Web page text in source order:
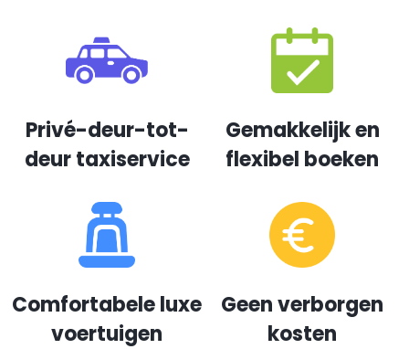
Privé-deur-tot-
deur taxiservice
Gemakkelijk en
flexibel boeken
Comfortabele luxe
voertuigen
Geen verborgen
kosten